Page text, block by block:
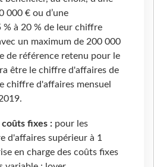
000 € ou d’une
à 20 % de leur chiffre
un maximum de 200 000
de référence retenu pour le
être le chiffre d'affaires de
chiffre d'affaires mensuel
coûts fixes : pour les
d'affaires supérieur à 1
en charge des coûts fixes